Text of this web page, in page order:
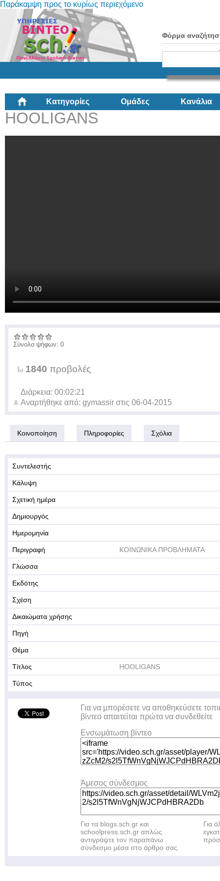
Παράκαμψη προς το κυρίως περιεχόμενο
Φόρμα
Κατηγορίες Ομάδες Κανάλια
HOOLIGANS
Σύνολο ψήφων: 0
1840 προβολές
Διάρκεια: 00:02:21
Αναρτήθηκε από: gymassir στις 06-04-2015
Κοινοποίηση Πληροφορίες Σχόλια
Συντελεστής
Κάλυψη
Σχετική ημέρα
Δημιουργός
Ημερομηνία
Περιγραφή ΚΟΙΝΩΝΙΚΑ ΠΡΟΒΛΗΜΑΤΑ
Γλώσσα
Εκδότης
Σχέση
Δικαιώματα χρήσης
Πηγή
Θέμα
Τίτλος HOOLIGANS
Τύπος
Για να μπορέσετε να αποθηκεύσετε
βίντεο απαιτείται πρώτα να συνδεθείτε
Ενσωμάτωση βίντεο
Άμεσος σύνδεσμος
Για τα blogs.sch.gr και
schoolpress.sch.gr απλώς
αντιγράψτε τον παραπάνω
σύνδεσμο μέσα στο άρθρο σας.
Για